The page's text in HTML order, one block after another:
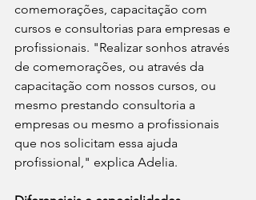
comemorações, capacitação com
cursos e consultorias para empresas e
profissionais. "Realizar sonhos através
de comemorações, ou através da
capacitação com nossos cursos, ou
mesmo prestando consultoria a
empresas ou mesmo a profissionais
que nos solicitam essa ajuda
profissional," explica Adelia.